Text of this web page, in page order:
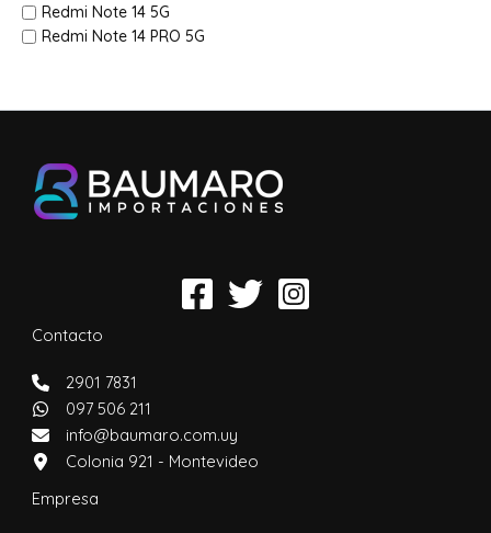
Redmi Note 14 5G
Redmi Note 14 PRO 5G
Contacto
2901 7831
097 506 211
info@baumaro.com.uy
Colonia 921 - Montevideo
Empresa